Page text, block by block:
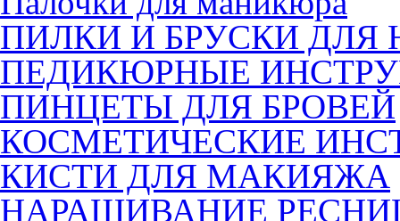
ПИЛКИ И БРУСКИ ДЛЯ
ПЕДИКЮРНЫЕ
ПИНЦЕТЫ ДЛЯ БРОВЕЙ
КОСМЕТИЧЕСКИЕ
КИСТИ ДЛЯ МАКИЯЖА
НАРАЩИВАНИЕ